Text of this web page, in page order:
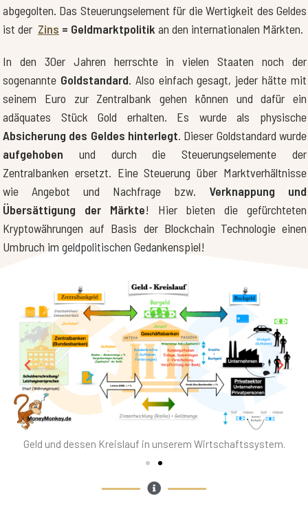
abgegolten. Das Steuerungselement für die Wertigkeit des Geldes
ist der Zins = Geldmarktpolitik an den internationalen Märkten.
In den 30er Jahren herrschte in vielen Staaten noch der
sogenannte Goldstandard. Also einfach gesagt, jeder hätte mit
seinem Euro zur Zentralbank gehen können und dafür ein
adäquates Stück Gold erhalten. Es wurde als physische
Absicherung des Geldes hinterlegt. Dieser Goldstandard wurde
aufgehoben und durch die Steuerungselemente der
Zentralbanken ersetzt. Eine Steuerung über Marktverhältnisse
wie Angebot und Nachfrage bzw. Verknappung und
Übersättigung der Märkte! Hier bieten die gefürchteten
Kryptowährungen auf Basis der Blockchain Technologie einen
Umbruch im geldpolitischen Gedankenspiel!
Geld und dessen Kreislauf in unserem Wirtschaftssystem.